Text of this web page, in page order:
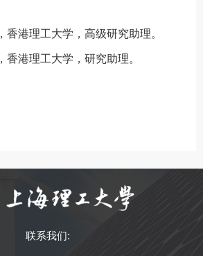
，香港理工大学， 高级研究助理。
，香港理工大学，研究助理。
联系我们: